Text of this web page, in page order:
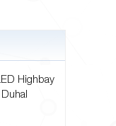
Highbay